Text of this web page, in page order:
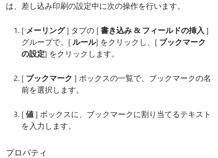
は、差し込み印刷の設定中に次の操作を行います。
[ メーリング] タブの [書き込み & フィールドの挿入 ]
グループで、[ ルール] をクリックし、[ ブックマーク
の設定] をクリックします。
[ ブックマーク ] ボックスの一覧で、ブックマークの名
前を選択します。
[値] ボックスに、ブックマークに割り当てるテキスト
を入力します。
プロパティ